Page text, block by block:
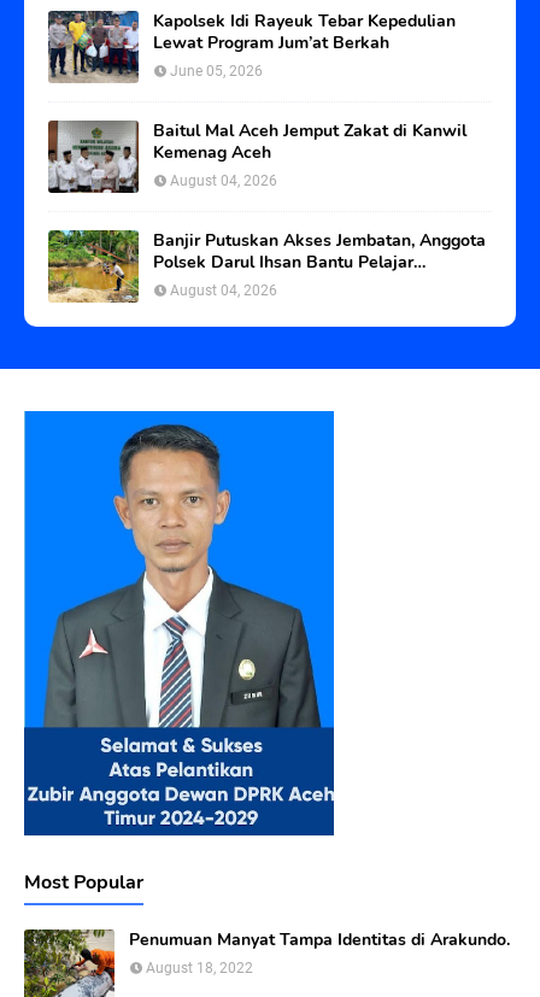
Kapolsek Idi Rayeuk Tebar Kepedulian
Lewat Program Jum’at Berkah
June 05, 2026
Baitul Mal Aceh Jemput Zakat di Kanwil
Kemenag Aceh
August 04, 2026
Banjir Putuskan Akses Jembatan, Anggota
Polsek Darul Ihsan Bantu Pelajar
Seberangi Sungai
August 04, 2026
Most Popular
Penumuan Manyat Tampa Identitas di Arakundo.
August 18, 2022